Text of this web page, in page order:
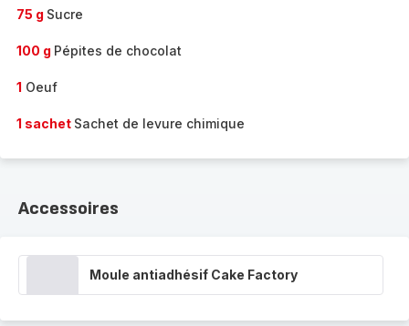
75 g Sucre
100 g Pépites de chocolat
1 Oeuf
1 sachet Sachet de levure chimique
Accessoires
Moule antiadhésif Cake Factory